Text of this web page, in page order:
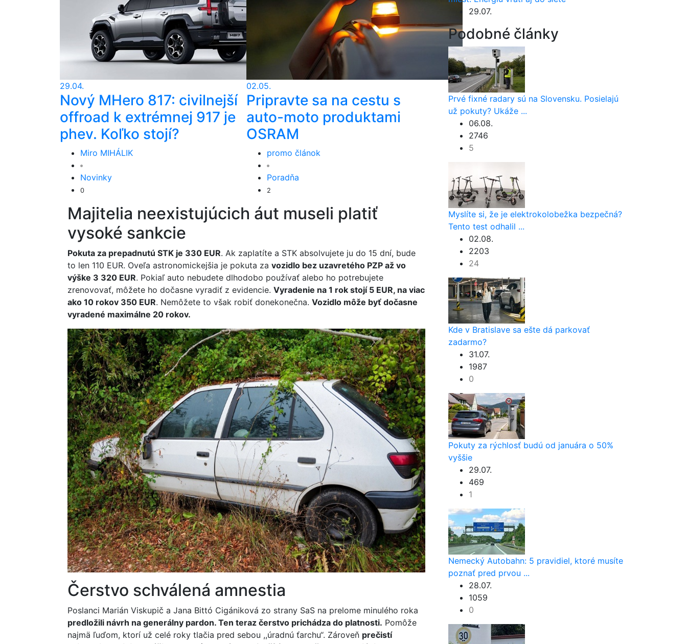
29.04.
Nový MHero 817: civilnejší
offroad k extrémnej 917 je
phev. Koľko stojí?
Miro MIHÁLIK
Novinky
0
02.05.
Pripravte sa na cestu s
auto-moto produktami
OSRAM
promo článok
Poradňa
2
Majitelia neexistujúcich áut museli platiť
vysoké sankcie
Pokuta za prepadnutú STK je 330 EUR. Ak zaplatíte a STK absolvujete ju do 15 dní, bude
to len 110 EUR. Oveľa astronomickejšia je pokuta za vozidlo bez uzavretého PZP až vo
výške 3 320 EUR. Pokiaľ auto nebudete dlhodobo používať alebo ho potrebujete
zrenovovať, môžete ho dočasne vyradiť z evidencie. Vyradenie na 1 rok stojí 5 EUR, na viac
ako 10 rokov 350 EUR. Nemôžete to však robiť donekonečna. Vozidlo môže byť dočasne
vyradené maximálne 20 rokov.
Čerstvo schválená amnestia
Poslanci Marián Viskupič a Jana Bittó Cigániková zo strany SaS na prelome minulého roka
predložili návrh na generálny pardon. Ten teraz čerstvo prichádza do platnosti. Pomôže
najmä ľuďom, ktorí už celé roky tlačia pred sebou ,,úradnú ťarchu‘‘. Zároveň prečistí
29.07.
Podobné články
Prvé fixné radary sú na Slovensku. Posielajú
už pokuty? Ukáže ...
06.08.
2746
5
Myslíte si, že je elektrokolobežka bezpečná?
Tento test odhalil ...
02.08.
2203
24
Kde v Bratislave sa ešte dá parkovať
zadarmo?
31.07.
1987
0
Pokuty za rýchlosť budú od januára o 50%
vyššie
29.07.
469
1
Nemecký Autobahn: 5 pravidiel, ktoré musíte
poznať pred prvou ...
28.07.
1059
0